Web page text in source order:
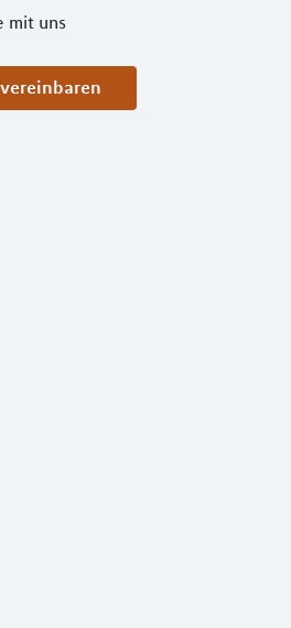
mit uns
vereinbaren